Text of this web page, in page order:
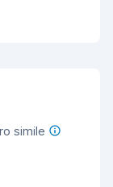
simile